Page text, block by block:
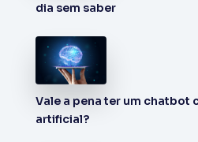
dia sem saber
Vale a pena ter um chatbot
artificial?